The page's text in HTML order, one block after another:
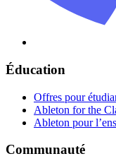
Éducation
Offres pour
Ableton for the
Ableton pour
Communauté